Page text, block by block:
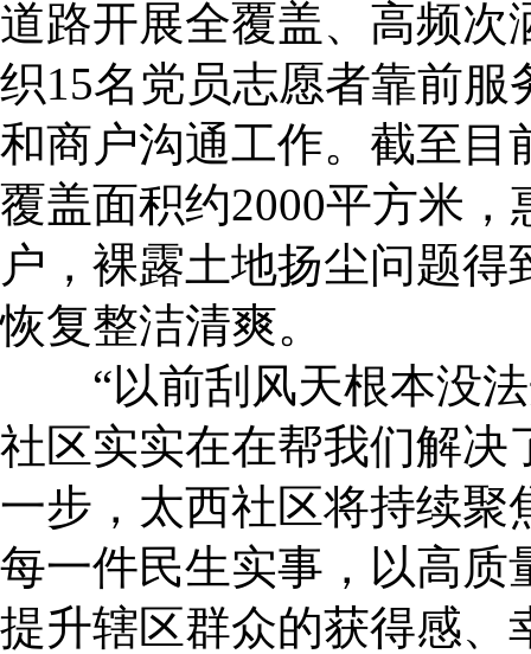
道路开展全覆盖、高频次
织15名党员志愿者靠前
和商户沟通工作。截至目
覆盖面积约2000平方米
户，裸露土地扬尘问题
恢复整洁清爽。
“以前刮风天根本没法
社区实实在在帮我们解决
一步，太西社区将持续聚
每一件民生实事，以高质
提升辖区群众的获得感、